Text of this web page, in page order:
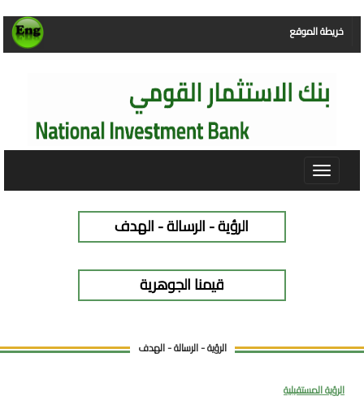
خريطة الموقع
Toggle
الرؤية - الرسالة - الهدف
قيمنا الجوهرية
الرؤية - الرسالة - الهدف
الرؤية المستقبلية